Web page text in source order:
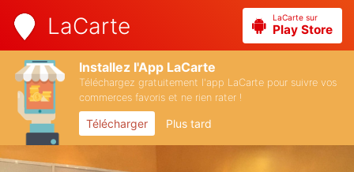
LaCarte LaCarte sur
Play Store
Installez l'App LaCarte
Téléchargez gratuitement l'app LaCarte pour suivre vos
commerces favoris et ne rien rater !
Télécharger Plus tard